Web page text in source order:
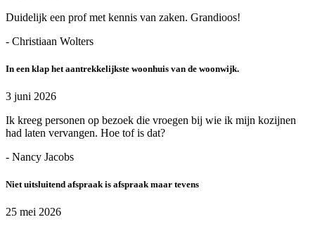
Duidelijk een prof met kennis van zaken. Grandioos!
- Christiaan Wolters
In een klap het aantrekkelijkste woonhuis van de woonwijk.
3 juni 2026
Ik kreeg personen op bezoek die vroegen bij wie ik mijn kozijnen
had laten vervangen. Hoe tof is dat?
- Nancy Jacobs
Niet uitsluitend afspraak is afspraak maar tevens
25 mei 2026